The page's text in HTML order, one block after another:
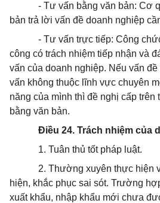
- Tư vấn bằng văn bản: Cơ
bản trả lời vấn đề doanh nghiệp
- Tư vấn trực tiếp: Công
công có trách nhiệm tiếp nhận và
vấn của doanh nghiệp. Nếu vấn
vấn không thuộc lĩnh vực chuyên
năng của mình thì đề nghị cấp
bằng văn bản.
Điều 24. Trách nhiệm của
1. Tuân thủ tốt pháp luật.
2. Thường xuyên thực hiện
hiện, khắc phục sai sót. Trường
xuất khẩu, nhập khẩu mới chưa